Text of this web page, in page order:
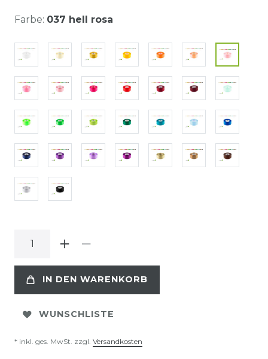
Farbe: 037 hell rosa
IN DEN WARENKORB
WUNSCHLISTE
* inkl. ges. MwSt. zzgl. Versandkosten